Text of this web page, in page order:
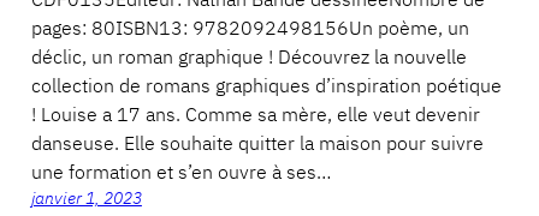
pages: 80ISBN13: 9782092498156Un poème, un
déclic, un roman graphique ! Découvrez la nouvelle
collection de romans graphiques d’inspiration poétique
! Louise a 17 ans. Comme sa mère, elle veut devenir
danseuse. Elle souhaite quitter la maison pour suivre
une formation et s’en ouvre à ses…
janvier 1, 2023